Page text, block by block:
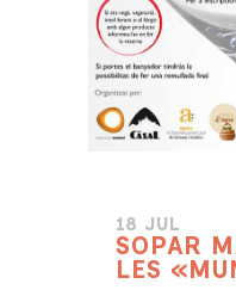
18 JUL
SOPAR
LES